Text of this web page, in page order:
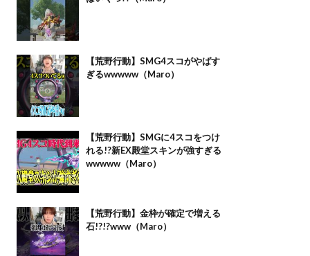
【荒野行動】SMG4スコがやばす
ぎるwwwww（Maro）
【荒野行動】SMGに4スコをつけ
れる!?新EX殿堂スキンが強すぎる
wwwww（Maro）
【荒野行動】金枠が確定で増える
石!?!?www（Maro）